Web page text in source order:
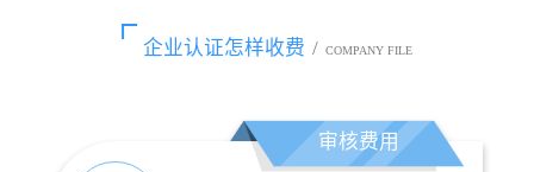
企业认证怎样收费 / COMPANY FILE
审核费用